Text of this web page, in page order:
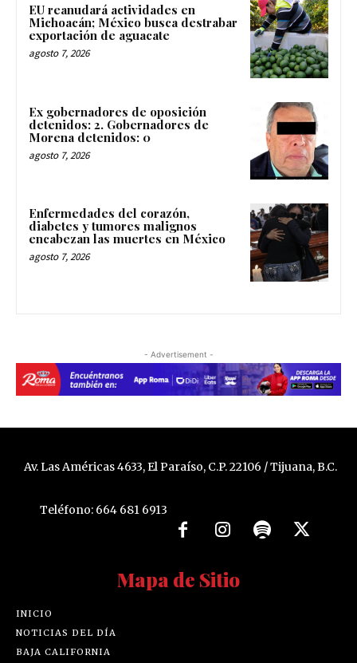
EU reanudará actividades en
Michoacán; México busca destrabar
exportación de aguacate
agosto 7, 2026
Ex gobernadores de oposición
detenidos: 2. Gobernadores de
Morena detenidos: 0
agosto 7, 2026
Enfermedades del corazón,
diabetes y tumores malignos
encabezan las muertes en México
agosto 7, 2026
- Advertisement -
Av. Las Américas 4633, El Paraíso, C.P. 22106 / Tijuana, B.C.
Teléfono: 664 681 6913
Mapa de Sitio
INICIO
NOTICIAS DEL DÍA
BAJA CALIFORNIA